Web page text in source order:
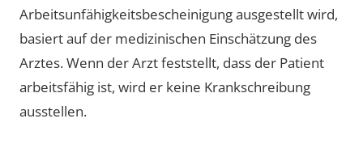
Arbeitsunfähigkeitsbescheinigung ausgestellt wird,
basiert auf der medizinischen Einschätzung des
Arztes. Wenn der Arzt feststellt, dass der Patient
arbeitsfähig ist, wird er keine Krankschreibung
ausstellen.